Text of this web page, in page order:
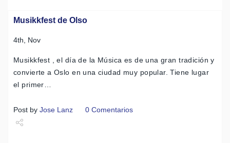
Musikkfest de Olso
4th, Nov
Musikkfest , el día de la Música es de una gran tradición y
convierte a Oslo en una ciudad muy popular. Tiene lugar
el primer…
Post by Jose Lanz 0 Comentarios